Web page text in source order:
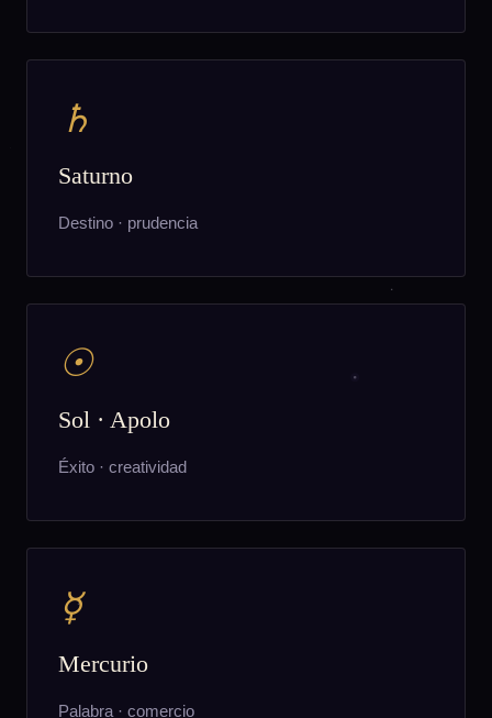
♄
Saturno
Destino · prudencia
☉
Sol · Apolo
Éxito · creatividad
☿
Mercurio
Palabra · comercio